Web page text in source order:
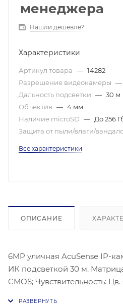
менеджера
Нашли дешевле?
Характеристики
Артикул товара — 14282
Разрешение видеокамеры —
Дальность подсветки — 30 м
Объектив — 4 мм
Наличие microSD — До 256
Защита от пыли/влаги/
Все характеристики
ОПИСАНИЕ
6MP уличная AcuSense IP-
ИК подсветкой 30 м.
CMOS; Чувствительность: